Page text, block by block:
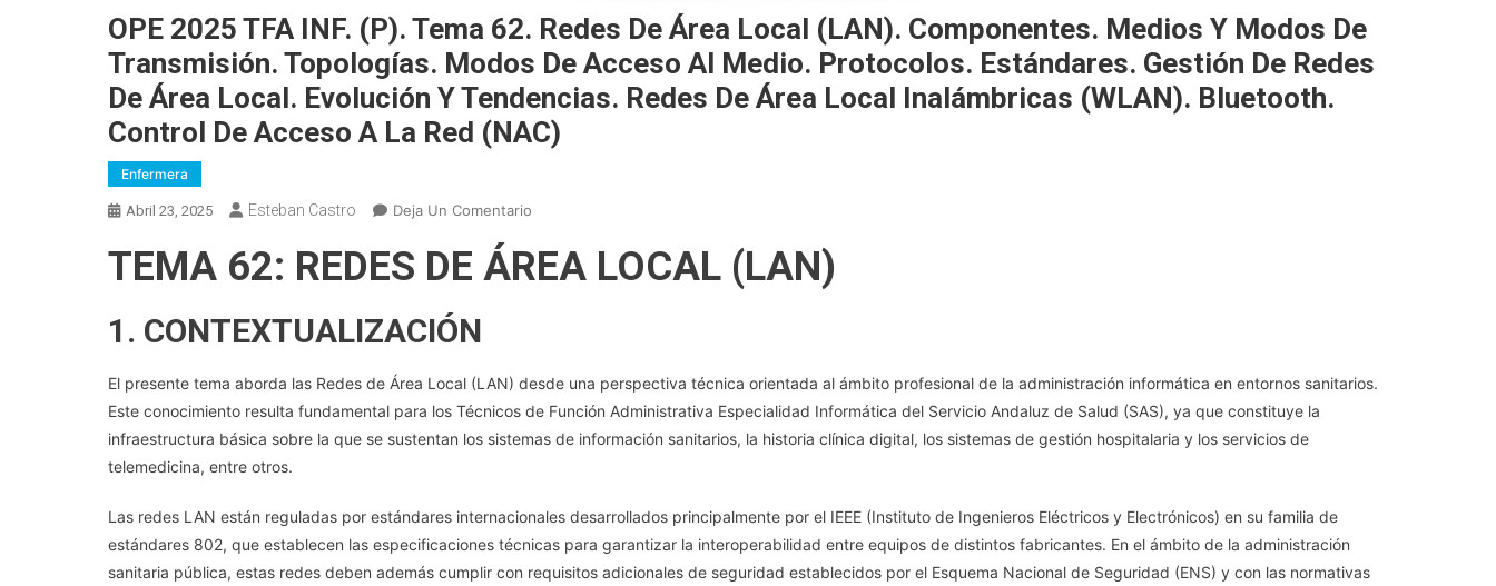
OPE 2025 TFA INF. (P). Tema 62. Redes De Área Local (LAN). Componentes. Medios Y Modos De
Transmisión. Topologías. Modos De Acceso Al Medio. Protocolos. Estándares. Gestión De Redes
De Área Local. Evolución Y Tendencias. Redes De Área Local Inalámbricas (WLAN). Bluetooth.
Control De Acceso A La Red (NAC)
Enfermera
Abril 23, 2025 Esteban Castro Deja Un Comentario
2025
TFA
62.
Redes
De
(LAN).
Componentes.
Medios
TEMA 62: REDES DE ÁREA LOCAL (LAN)
1. CONTEXTUALIZACIÓN
El presente tema aborda las Redes de Área Local (LAN) desde una perspectiva técnica orientada al ámbito profesional de la administración informática en entornos sanitarios.
Este conocimiento resulta fundamental para los Técnicos de Función Administrativa Especialidad Informática del Servicio Andaluz de Salud (SAS), ya que constituye la
infraestructura básica sobre la que se sustentan los sistemas de información sanitarios, la historia clínica digital, los sistemas de gestión hospitalaria y los servicios de
telemedicina, entre otros.
Las redes LAN están reguladas por estándares internacionales desarrollados principalmente por el IEEE (Instituto de Ingenieros Eléctricos y Electrónicos) en su familia de
estándares 802, que establecen las especificaciones técnicas para garantizar la interoperabilidad entre equipos de distintos fabricantes. En el ámbito de la administración
sanitaria pública, estas redes deben además cumplir con requisitos adicionales de seguridad establecidos por el Esquema Nacional de Seguridad (ENS) y con las normativas